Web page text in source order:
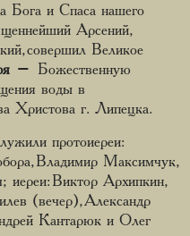
Бога и Спаса нашего
Арсений,
совершил Великое
– Божественную
воды в
Христова г. Липецка.
протоиереи:
Владимир Максимчук,
иереи: Виктор Архипкин,
(вечер), Александр
Кантарюк и Олег